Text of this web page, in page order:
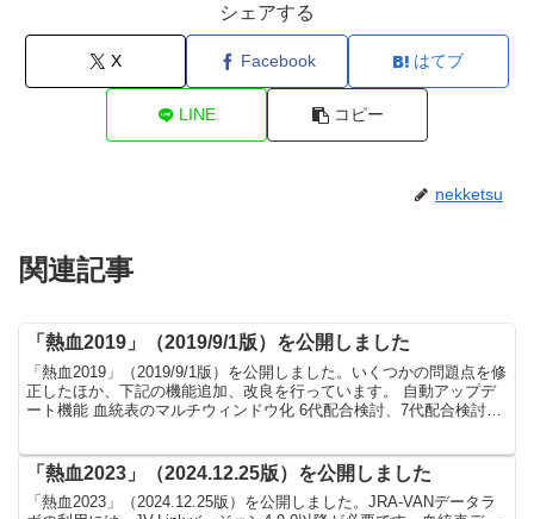
シェアする
X Facebook はてブ
LINE コピー
nekketsu
関連記事
「熱血2019」（2019/9/1版）を公開しました
「熱血2019」（2019/9/1版）を公開しました。いくつかの問題点を修
正したほか、下記の機能追加、改良を行っています。 自動アップデ
ート機能 血統表のマルチウィンドウ化 6代配合検討、7代配合検討が
「熱血2023」（2024.12.25版）を公開しました
「熱血2023」（2024.12.25版）を公開しました。JRA-VANデータラ